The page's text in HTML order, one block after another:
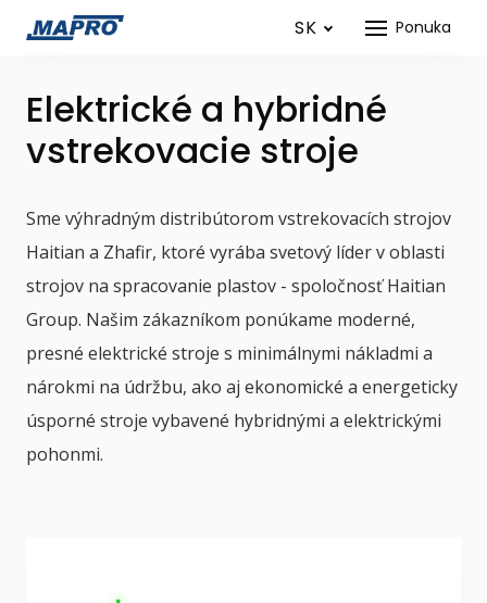
Ponuka
SK
Elektrické a hybridné
vstrekovacie stroje
Sme výhradným distribútorom vstrekovacích strojov
Haitian a Zhafir, ktoré vyrába svetový líder v oblasti
strojov na spracovanie plastov - spoločnosť Haitian
Group. Našim zákazníkom ponúkame moderné,
presné elektrické stroje s minimálnymi nákladmi a
nárokmi na údržbu, ako aj ekonomické a energeticky
úsporné stroje vybavené hybridnými a elektrickými
pohonmi.